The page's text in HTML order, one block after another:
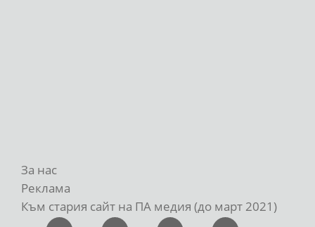
За нас
Реклама
Към стария сайт на ПА медия (до март 2021)